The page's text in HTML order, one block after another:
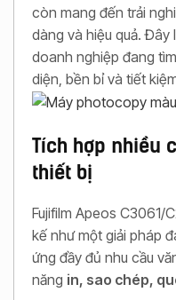
còn mang đến trải
dàng và hiệu quả. Đây
doanh nghiệp đang
diện, bền bỉ và tiết
Tích hợp nhiều
thiết bị
Fujifilm Apeos C3061/
kế như một giải pháp
ứng đầy đủ nhu cầu
năng in, sao chép,